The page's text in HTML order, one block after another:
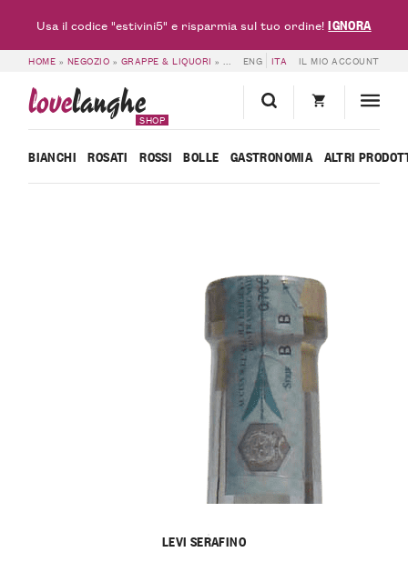
HOME » NEGOZIO » GRAPPE & LIQUORI »LEVI SERAFINO – GRAPPA DI ARNEIS
ENG ITA IL MIO ACCOUNT
lovelanghe
SHOP
BIANCHI ROSATI ROSSI BOLLE GASTRONOMIA ALTRI
LEVI SERAFINO
Usa il codice "estivini5" e risparmia sul tuo ordine!IGNORA